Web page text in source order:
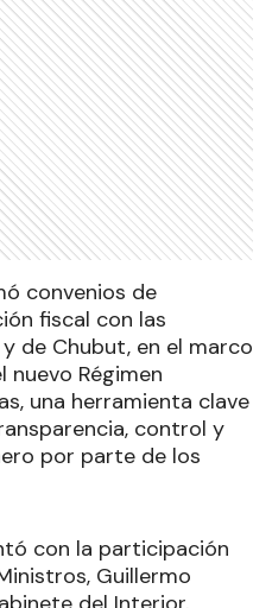
convenios de
fiscal con las
de Chubut, en el marco
Régimen
una herramienta clave
control y
por parte de los
con la participación
Guillermo